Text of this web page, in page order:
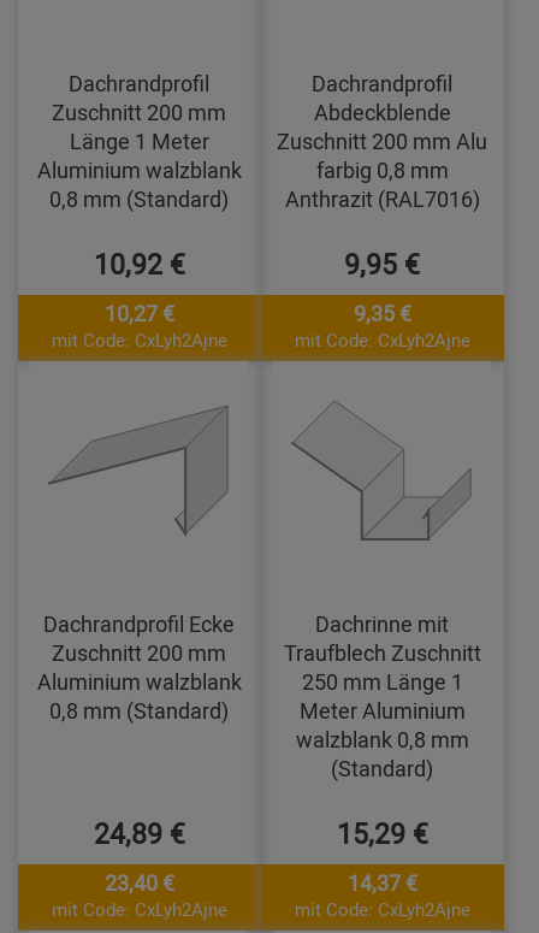
Dachrandprofil
Zuschnitt 200 mm
Länge 1 Meter
Aluminium walzblank
0,8 mm (Standard)
10,92 €
10,27 €
mit Code: CxLyh2Ajne
Dachrandprofil
Abdeckblende
Zuschnitt 200 mm Alu
farbig 0,8 mm
Anthrazit (RAL7016)
9,95 €
9,35 €
mit Code: CxLyh2Ajne
Dachrandprofil Ecke
Zuschnitt 200 mm
Aluminium walzblank
0,8 mm (Standard)
24,89 €
23,40 €
mit Code: CxLyh2Ajne
Dachrinne mit
Traufblech Zuschnitt
250 mm Länge 1
Meter Aluminium
walzblank 0,8 mm
(Standard)
15,29 €
14,37 €
mit Code: CxLyh2Ajne